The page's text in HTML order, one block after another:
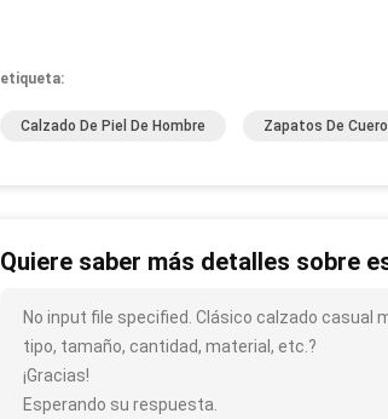
etiqueta:
Calzado De Piel De Hombre Zapatos De
Quiere saber más detalles sobre
No input file specified. Clásico calzado casual
tipo, tamaño, cantidad, material, etc.?
¡Gracias!
Esperando su respuesta.